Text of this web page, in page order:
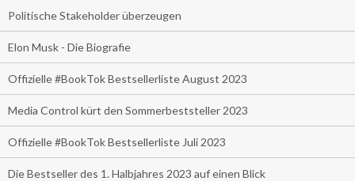
Politische Stakeholder überzeugen
Elon Musk - Die Biografie
Offizielle #BookTok Bestsellerliste August 2023
Media Control kürt den Sommerbeststeller 2023
Offizielle #BookTok Bestsellerliste Juli 2023
Die Bestseller des 1. Halbjahres 2023 auf einen Blick